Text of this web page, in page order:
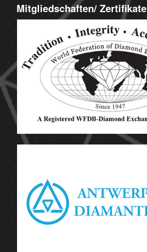
Mitgliedschaften/ Zertifikate